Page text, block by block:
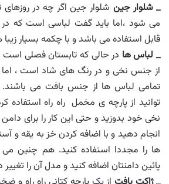
_ شلوار جین شلوار جین اگر چه در روزهای
می شود ،اما باید گفت لباسی است که
قابل استفاده می باشد و با چکمه بسیار
_ لباس ها در حالی که تابستان فصلی
از جنس نخی و در رنگ های شاد است ، اما
تمامی لباس ها از جنس بافت می
توانید از پارچه ی مخمل راه راه استفاده
نخی خود بدوزید و حتی این کار را برای دامن
انجام دهید و با اضافه کردن خز به یقه و
ها را مجددا استفاده کنید. هم چنین می
پائین دامنتان اضافه کنید و مدل آن را